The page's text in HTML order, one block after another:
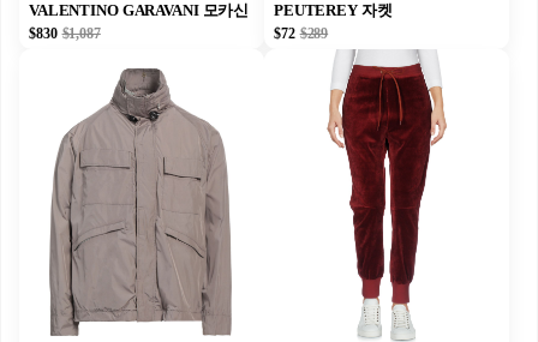
VALENTINO GARAVANI 모카신
$830 $1,087
PEUTEREY 자켓
$72 $289